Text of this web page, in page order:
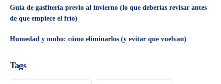
Guía de gasfitería previo al invierno (lo que deberías revisar antes
de que empiece el frío)
Humedad y moho: cómo eliminarlos (y evitar que vuelvan)
Tags